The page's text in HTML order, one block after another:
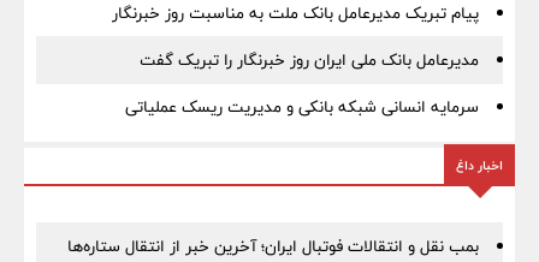
پیام تبریک مدیرعامل بانک ملت به مناسبت روز خبرنگار
مدیرعامل بانک ملی ایران روز خبرنگار را تبریک گفت
سرمایه انسانی شبکه بانکی و مدیریت ریسک عملیاتی
اخبار داغ
بمب نقل‌ و انتقالات فوتبال ایران؛ آخرین خبر از انتقال ستاره‌ها